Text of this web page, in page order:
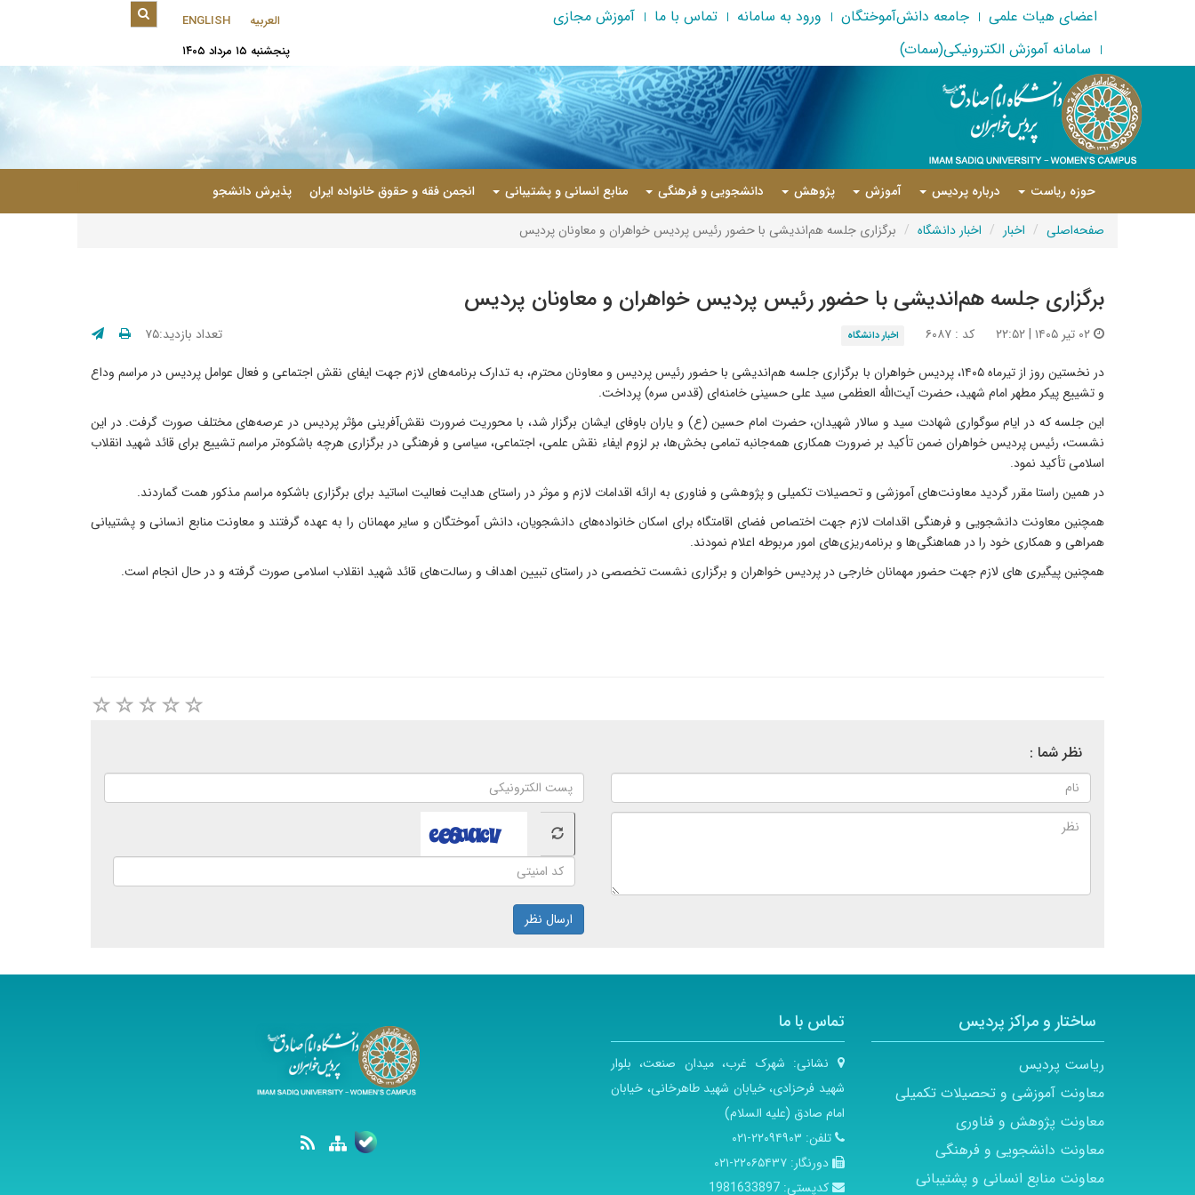
اعضای هیات علمی جامعه دانش‌آموختگان ورود به سامانه تماس با ما
آموزش مجازی
سامانه آموزش الکترونیکی(سمات)
العربیه
ENGLISH
پنجشنبه ۱۵ مرداد ۱۴۰۵
حوزه ریاست درباره پردیس آموزش پژوهش دانشجویی و فرهنگی منابع انسانی و پشتیبانی انجمن فقه و حقوق خانواده ایران پذیرش دانشجو
صفحه‌اصلی اخبار اخبار دانشگاه برگزاری جلسه هم‌اندیشی با حضور رئیس پردیس خواهران و معاونان پردیس
برگزاری جلسه هم‌اندیشی با حضور رئیس پردیس خواهران و معاونان پردیس
کد : ۶۰۸۷ اخبار دانشگاه
تعداد بازدید:۷۵
در نخستین روز از تیرماه ۱۴۰۵، پردیس خواهران با برگزاری جلسه هم‌اندیشی با حضور رئیس پردیس و معاونان محترم، به تدارک برنامه‌های لازم جهت ایفای نقش اجتماعی و فعال عوامل پردیس در مراسم وداع
و تشییع پیکر مطهر امام شهید، حضرت آیت‌الله العظمی سید علی حسینی خامنه‌ای (قدس سره) پرداخت.
این جلسه که در ایام سوگواری شهادت سید و سالار شهیدان، حضرت امام حسین (ع) و یاران باوفای ایشان برگزار شد، با محوریت ضرورت نقش‌آفرینی مؤثر پردیس در عرصه‌های مختلف صورت گرفت. در این
نشست، رئیس پردیس خواهران ضمن تأکید بر ضرورت همکاری همه‌جانبه تمامی بخش‌ها، بر لزوم ایفاء نقش علمی، اجتماعی، سیاسی و فرهنگی در برگزاری هرچه باشکوه‌‌تر مراسم تشییع برای قائد شهید انقلاب
اسلامی تأکید نمود.
در همین راستا مقرر گردید معاونت‌های آموزشی و تحصیلات تکمیلی و پژوهشی و فناوری به ارائه اقدامات لازم و موثر در راستای هدایت فعالیت اساتید برای برگزاری باشکوه مراسم مذکور همت گماردند.
همچنین معاونت دانشجویی و فرهنگی اقدامات لازم جهت اختصاص فضای اقامتگاه برای اسکان خانواده‌های دانشجویان، دانش آموختگان و سایر مهمانان را به عهده گرفتند و معاونت منابع انسانی و پشتیبانی
همراهی و همکاری خود را در هماهنگی‌ها و برنامه‌ریزی‌های امور مربوطه اعلام نمودند.
همچنین پیگیری های لازم جهت حضور مهمانان خارجی در پردیس خواهران و برگزاری نشست تخصصی در راستای تبیین اهداف و رسالت‌های قائد شهید انقلاب اسلامی صورت گرفته و در حال انجام است.
نظر شما :
ارسال نظر
ساختار و مراکز پردیس
ریاست پردیس
معاونت آموزشی و تحصیلات تکمیلی
معاونت پژوهش و فناوری
معاونت دانشجویی و فرهنگی
معاونت منابع انسانی و پشتیبانی
تماس با ما
نشانی: شهرک غرب، میدان صنعت، بلوار
شهید فرحزادی، خیابان شهید طاهرخانی، خیابان
امام صادق (علیه السلام)
تلفن: ۲۲۰۹۴۹۰۳-۰۲۱
دورنگار:۲۲۰۶۵۴۳۷-۰۲۱
کدپستی:1981633897